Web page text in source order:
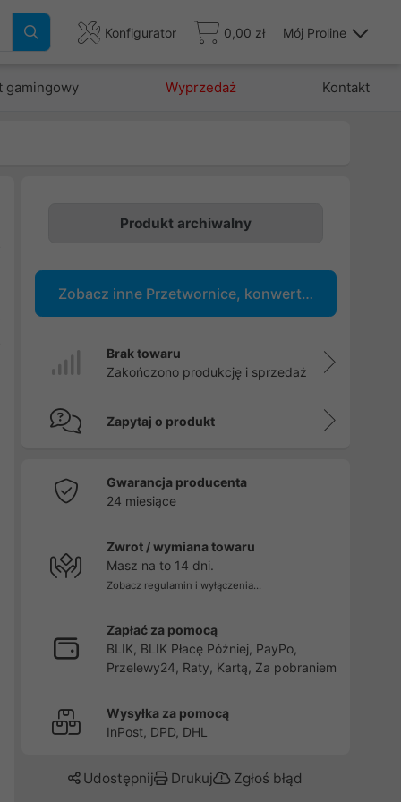
Konfigurator 0,00 zł Mój Proline
gamingowy Wyprzedaż Kontakt
Produkt archiwalny
Zobacz inne Przetwornice, konwertery
Brak towaru
Zakończono produkcję i sprzedaż
Zapytaj o produkt
Gwarancja producenta
24 miesiące
Zwrot / wymiana towaru
Masz na to 14 dni.
Zobacz regulamin i wyłączenia...
Zapłać za pomocą
BLIK, BLIK Płacę Później, PayPo,
Przelewy24, Raty, Kartą, Za pobraniem
Wysyłka za pomocą
InPost, DPD, DHL
Udostępnij Drukuj Zgłoś błąd